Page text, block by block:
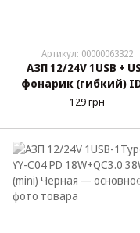
Артикул: 00000063322
АЗП 12/24V 1USB +
фонарик (гибкий)
008
129 грн